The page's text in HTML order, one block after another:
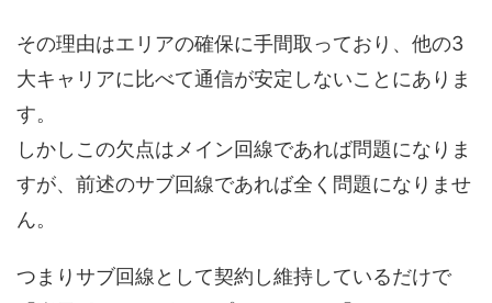
その理由はエリアの確保に手間取っており、他の3
大キャリアに比べて通信が安定しないことにありま
す。
しかしこの欠点はメイン回線であれば問題になりま
すが、前述のサブ回線であれば全く問題になりませ
ん。
つまりサブ回線として契約し維持しているだけで